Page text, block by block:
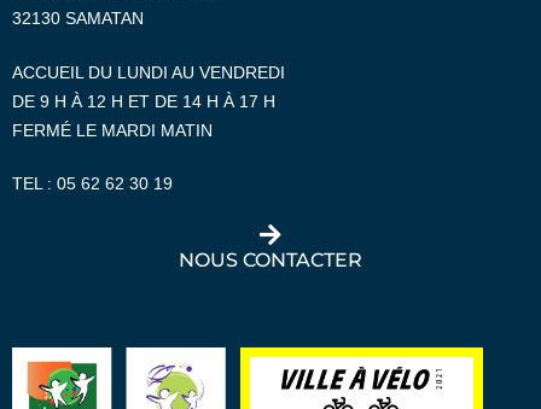
32130 SAMATAN
ACCUEIL DU LUNDI AU VENDREDI
DE 9 H À 12 H ET DE 14 H À 17 H
FERMÉ LE MARDI MATIN
TEL : 05 62 62 30 19
NOUS CONTACTER